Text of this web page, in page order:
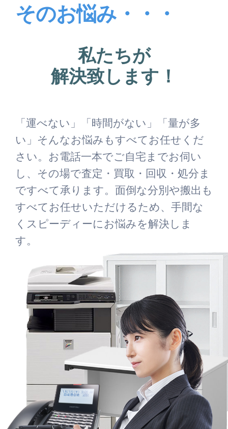
そのお悩み・・・
私たちが
解決致します！
「運べない」「時間がない」「量が多
い」そんなお悩みもすべてお任せくだ
さい。お電話一本でご自宅までお伺い
し、その場で査定・買取・回収・処分ま
ですべて承ります。面倒な分別や搬出も
すべてお任せいただけるため、手間な
くスピーディーにお悩みを解決しま
す。